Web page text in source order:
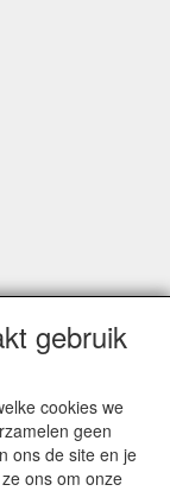
verstuurd
gebruik
cookies we
geen
ons de site en je
ons om onze